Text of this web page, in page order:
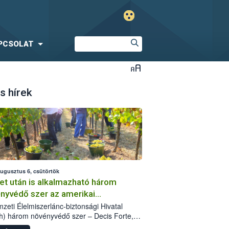
hírek
6, csütörtök
után is alkalmazható három
szer az amerikai
ellen
Élelmiszerlánc-biztonsági Hivatal
három növényvédő szer – Decis Forte,
24 EW, Oroganic – engedélyokiratát